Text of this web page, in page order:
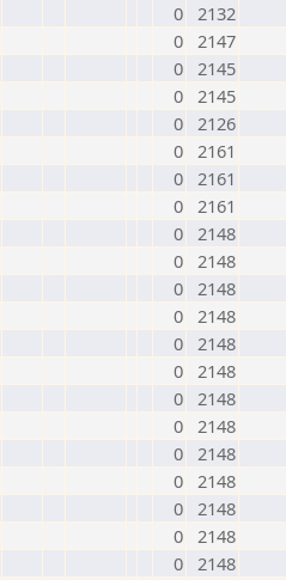
0 2132
0 2147
0 2145
0 2145
0 2126
0 2161
0 2161
0 2161
0 2148
0 2148
0 2148
0 2148
0 2148
0 2148
0 2148
0 2148
0 2148
0 2148
0 2148
0 2148
0 2148